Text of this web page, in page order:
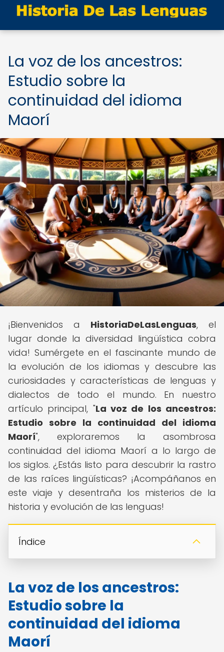
La voz de los ancestros:
Estudio sobre la
continuidad del idioma
Maorí
¡Bienvenidos a HistoriaDeLasLenguas, el
lugar donde la diversidad lingüística cobra
vida! Sumérgete en el fascinante mundo de
la evolución de los idiomas y descubre las
curiosidades y características de lenguas y
dialectos de todo el mundo. En nuestro
artículo principal, "La voz de los ancestros:
Estudio sobre la continuidad del idioma
Maorí", exploraremos la asombrosa
continuidad del idioma Maorí a lo largo de
los siglos. ¿Estás listo para descubrir la rastro
de las raíces lingüísticas? ¡Acompáñanos en
este viaje y desentraña los misterios de la
historia y evolución de las lenguas!
Índice
La voz de los ancestros:
Estudio sobre la
continuidad del idioma
Maorí